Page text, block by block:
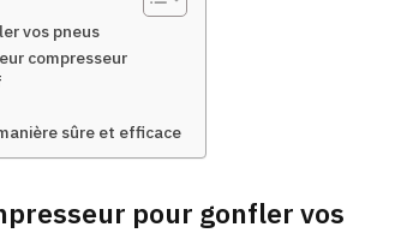
vos pneus
compresseur
sûre et efficace
pour gonfler vos